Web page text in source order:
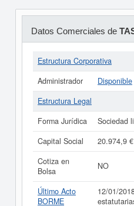
Datos Comerciales de
Estructura Corporativa
Administrador
Disponible
Estructura Legal
Forma Jurídica
Sociedad
Capital Social
20.974,9 €
Cotiza en
Bolsa
NO
Último Acto
BORME
12/01/